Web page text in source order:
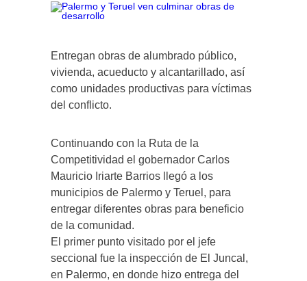
Entregan obras de alumbrado público,
vivienda, acueducto y alcantarillado, así
como unidades productivas para víctimas
del conflicto.
Continuando con la Ruta de la
Competitividad el gobernador Carlos
Mauricio Iriarte Barrios llegó a los
municipios de Palermo y Teruel, para
entregar diferentes obras para beneficio
de la comunidad.
El primer punto visitado por el jefe
seccional fue la inspección de El Juncal,
en Palermo, en donde hizo entrega del